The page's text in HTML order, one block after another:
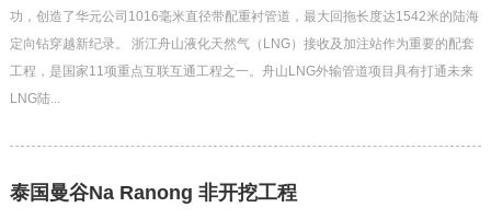
功，创造了华元公司1016毫米直径带配重衬管道，最大回拖长度达1542米的陆海
定向钻穿越新纪录。 浙江舟山液化天然气（LNG）接收及加注站作为重要的配套
工程，是国家11项重点互联互通工程之一。舟山LNG外输管道项目具有打通未来
LNG陆...
泰国曼谷Na Ranong 非开挖工程